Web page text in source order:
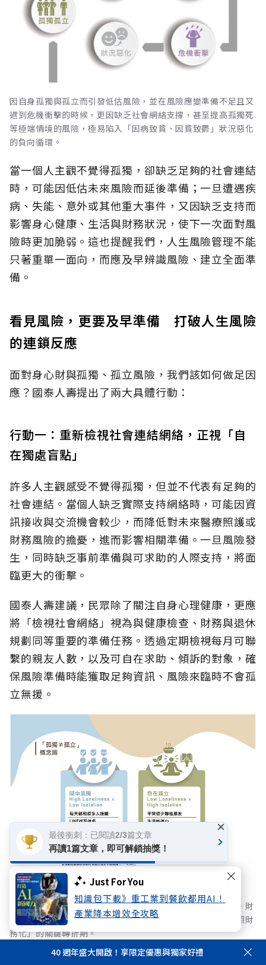
Just For You
知識包下載》重工業到餐飲都用AI！
產業降本增效全攻略
因自身孤獨與孤立而引發低估風險，並在風險應變準備不足且又
遇到危機衝擊的時候，更因缺乏社會網絡支撐，甚至提高孤獨死
等極端情境的風險，極易陷入「因病致貧、因貧致鬱」狀況惡化
的負向循環。
當一個人主觀不覺得孤獨，卻缺乏足夠的社會連結
時，可能因低估未來風險而延後準備；一旦遭遇疾
病、失能、意外或其他重大事件，又因缺乏支持而
影響身心健康、生活與財務狀況，使下一次面對風
險時更加脆弱。這也提醒我們，人生風險管理不能
只著重單一面向，而應及早辨識風險、建立全面準
備。
看見風險，更要及早準備 打破人生風險
的連鎖反應
面對身心財與孤獨、孤立風險，我們該如何做足因
應？國泰人壽提出了兩大具體行動：
行動一：重新檢視社會連結網絡，正視「自
在獨處盲點」
許多人主觀感受不覺得孤獨，但並不代表有足夠的
社會連結。當個人缺乏實際支持網絡時，可能因資
訊接收與交流機會較少，而降低對未來醫療照護或
財務風險的擔憂，進而影響相關準備。一旦風險發
生，同時缺乏事前準備與可求助的人際支持，將面
臨更大的衝擊。
國泰人壽建議，民眾除了關注自身心理健康，更應
將「檢視社會網絡」視為與健康檢查、財務與退休
規劃同等重要的準備任務。透過定期檢視每月可聯
繫的親友人數，以及可自在求助、傾訴的對象，確
保風險準備時能獲取足夠資訊、風險來臨時不會孤
立無援。
長照成本與通膨壓力雙重夾擊，國人風險意識迎來黃金交叉。財
務焦慮首度超越身體健康躍居首位，宣告台灣正式步入「長照財
務化」的關鍵轉折期。
40 週年盛大開啟！享限定優惠與獨家好禮
最後衝刺：已閱讀2/3篇文章
再讀1篇文章，即可解鎖抽獎！
×